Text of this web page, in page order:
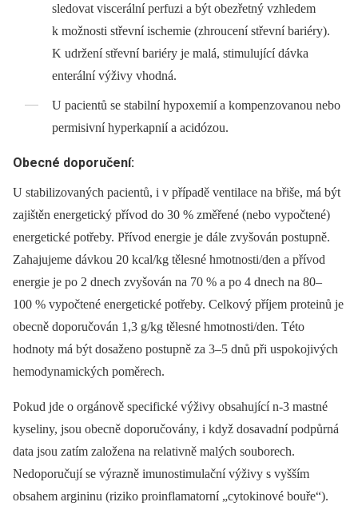
sledovat viscerální perfuzi a být obezřetný vzhledem
k možnosti střevní ischemie (zhroucení střevní bariéry).
K udržení střevní bariéry je malá, stimulující dávka
enterální výživy vhodná.
U pacientů se stabilní hypoxemií a kompenzovanou nebo
permisivní hyperkapnií a acidózou.
Obecné doporučení:
U stabilizovaných pacientů, i v případě ventilace na břiše, má být
zajištěn energetický přívod do 30 % změřené (nebo vypočtené)
energetické potřeby. Přívod energie je dále zvyšován postupně.
Zahajujeme dávkou 20 kcal/kg tělesné hmotnosti/den a přívod
energie je po 2 dnech zvyšován na 70 % a po 4 dnech na 80‒
100 % vypočtené energetické potřeby. Celkový příjem proteinů je
obecně doporučován 1,3 g/kg tělesné hmotnosti/den. Této
hodnoty má být dosaženo postupně za 3‒5 dnů při uspokojivých
hemodynamických poměrech.
Pokud jde o orgánově specifické výživy obsahující n-3 mastné
kyseliny, jsou obecně doporučovány, i když dosavadní podpůrná
data jsou zatím založena na relativně malých souborech.
Nedoporučují se výrazně imunostimulační výživy s vyšším
obsahem argininu (riziko proinflamatorní „cytokinové bouře“).